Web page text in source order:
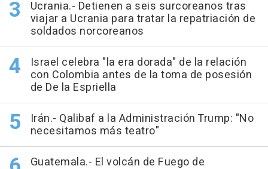
Ucrania.- Detienen a seis surcoreanos tras
viajar a Ucrania para tratar la repatriación de
soldados norcoreanos
Israel celebra "la era dorada" de la relación
con Colombia antes de la toma de posesión
de De la Espriella
Irán.- Qalibaf a la Administración Trump: "No
necesitamos más teatro"
Guatemala.- El volcán de Fuego de